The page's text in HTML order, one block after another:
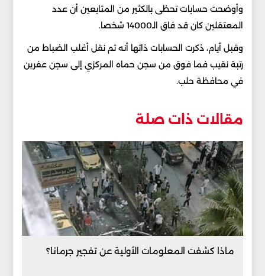
وأوضحت حسابات تحظى بالكثير من المتابعين أن عدد
المعتقلين كان قد فاق الـ14000 شخصا.
وقبل أيام، ذكرت الحسابات ذاتها أنه تم نقل أغلب الضباط من
رتبة نقيب فما فوق من سجن حماه المركزي إلى سجن عفرين
في محافظة حلب.
مقالات ذات صلة
ماذا كشفت المعلومات الأولية عن تفجير جرمانا؟